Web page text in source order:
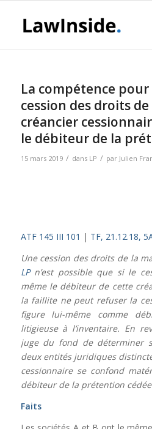
La compétence
cession des droits de
créancier
le débiteur de la
15 mars 2019 / dans LP / par Julien
ATF 145 III 101 | TF, 21.12.18,
Une cession des droits de la
LP n’est possible que si le
même le débiteur de cette
la faillite ne peut refuser la
figure lui-même comme
litigieuse à l’inventaire. En
juge du fond de déterminer
deux entités juridiques
cessionnaire se confond
débiteur de la prétention
Faits